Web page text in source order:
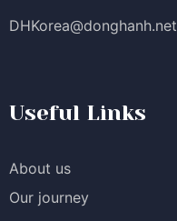
DHKorea@donghanh.net
Useful Links
About us
Our journey